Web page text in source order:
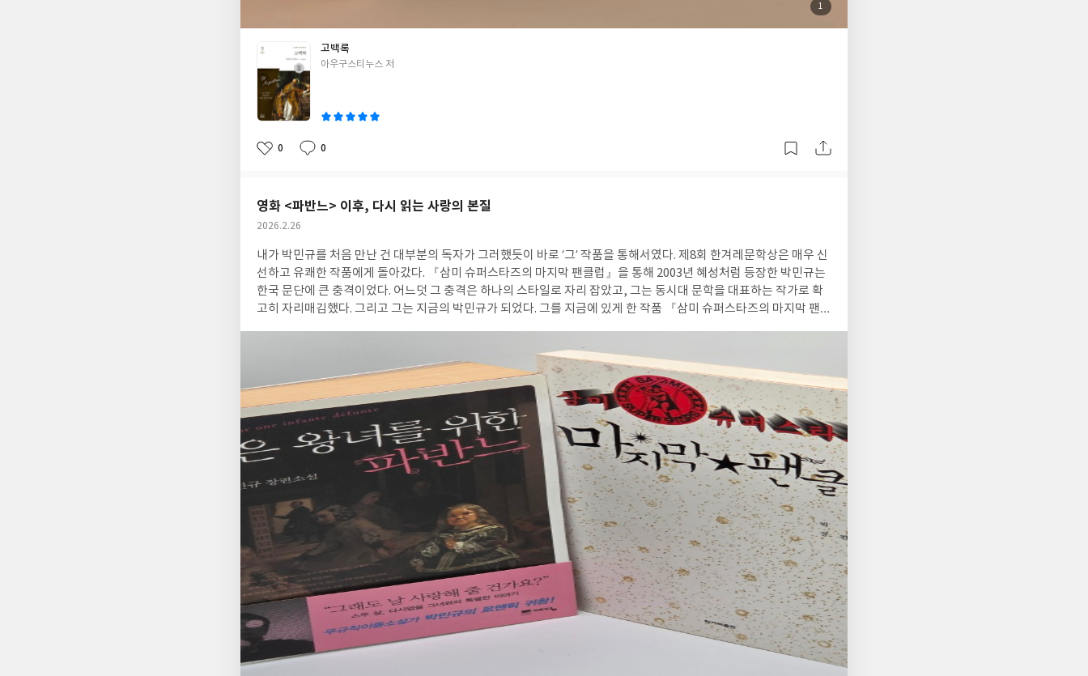
순히 인간을 도와주는 존재가 아니다. 하나님은 존재의 근원이시며 역사의 절대 주권자이며 모든 것을 자신의 영광을
위해 섭리하는 분이다. 아우구스티누스의 인생은 이 교리를 설명하는 교과서다. 어머니의 눈물 어린 기도, 철학적 방
황, 학문적 갈망, 밀라노에서의 회심—그 모든 사건은 우연이 아니다. 그것은 하나님이 한 신학자를 빚어 가신 과정이
다. 인간의 눈에는 실패처럼 보이던 사건들이 하나님 손에서는 신학자를 만드는 재료가 된다. 이것이 섭리다. 이것이
주권이다. 이것이 하나님의 영광이다. 책의 후반부에 등장하는 《창세기》 강해는 이 작품의 정점이다. 많은 독자들이
이 부분에서 당황한다. 갑자기 분위기가 바뀌기 때문이다. 그러나 사실 이 부분이야말로 아우구스티누스 사상의 핵심
이다. 그는 창조 이야기를 단순한 성경 해설로 다루지 않는다. 그는 거기서 시간, 기억, 존재, 창조의 신비를 묻는다. 하
신의 지극히 거룩하고 지혜로운 경륜에 따라 이루어졌다. 시간성의 거부, 즉 영원(永遠, Eternity)의 관점에서 하나
신학자들까지도 그의 사상에서 결정적인 영향을 받았다. 특히 칼빈의 『기독교강요』를 읽어 보면 아우구스티누스가
얼마나 자주 호출되는지 금세 알 수 있다. 인간의 전적 타락, 하나님의 절대 주권, 삼위일체, 은혜에 의한 구원이라는
자들은 자신들의 교리가 새로운 것이 아니라 아우구스티누스가 이미 분명히 가르쳤던 복음의 회복이라고 확신했다.
이 점에서 아우구스티누스는 단순한 교부가 아니다. 그는 서방 교회의 신학적 지형을 결정적으로 형성한 인물이며, 이
후 수 세기 동안 이어질 개혁주의 신학의 중요한 뿌리가 되었다. 흥미롭게도 아우구스티누스는 당대 교부들과 달리 헬
라어를 거의 알지 못했다. 동방 교부들이 헬라어 문화 속에서 신학을 전개했던 것과 달리 그는 철저히 라틴 세계의 사
람이었다. 그는 헬라어 공부를 몹시 싫어했다고 스스로 고백하기까지 한다. 그럼에도 그는 교회사에서 가장 위대한 신
학자 가운데 한 사람이 되었다. 그 이유는 다른 곳에 있었다. 그는 어린 시절부터 혹독한 라틴 고전 교육을 받았다. 학교
에서 그는 문장을 암송하며 수사학을 연마했다. 특히 키케로와 같은 고전 작가들의 문장을 달달 외우며 언어 감각을 단
련했다. 그 혹독한 교육은 훗날 놀라운 열매를 맺는다. 아우구스티누스는 교회사에서 가장 아름다운 문장을 쓰는 신학
자가 되었다. 그의 문장은 논리적이면서도 음악적이다. 철학적이면서도 기도문처럼 울린다. 신학이 이렇게까지 아름
다운 문장으로 표현될 수 있다는 사실을 보여주는 대표적 작품이 바로 『고백록』이다. 서평을 정리하자. 앞서 언급한
대로 아우구스티누스의 『고백록』은 한 사람의 자전적 고백이 아니다. 젊은 시절 방탕하게 살았던 한 인간이 훗날 교
회사 최고의 신학자가 된다. 겉으로 보면 극적인 인생 역전처럼 보인다. 그러나 이 책을 끝까지 읽고 나면 독자는 점차
깨닫게 된다. 아우구스티누스의 삶에는 우연이 거의 보이지 않는다는 사실을. 어린 시절의 사소한 사건들, 학문을 향
한 갈망, 끝없이 이어진 방황, 어머니의 눈물 어린 기도, 그리고 마침내 찾아온 회심의 순간까지—그의 생애 곳곳에는
보이지 않는 손길이 조용히 개입해 있다. 한 인간이 길을 잃을 때마다 하나님은 그 길을 완전히 끊어버리지 않으시고,
때로는 멀리 돌아가게 하시면서도 결국 자신에게로 이끌어 가신다. 그렇게 그의 인생의 구석구석을 인도하시고 붙드
시며 마침내 한 신학자를 빚어 가신다. 그러므로 이 책의 중심에는 아우구스티누스가 서 있지 않다. 그의 삶을 끝까지
붙드신 하나님이 서 계신다. 설명은 하나뿐이다. 하나님의 은혜다. 그리고 이 책의 모든 문장은, 그 은혜를 향해 조용히
그러나 뜨겁게 타오르고 있다. http://blog.naver.com/gilsamo/
첨
부
사
1
고백록
글
아우구스티누스 저
좋
0
댓
0
작
영화 <파반느> 이후, 다시 읽는 사랑의 본질
작
일
2026.2.26
내가 박민규를 처음 만난 건 대부분의 독자가 그러했듯이 바로 ‘그’ 작품을 통해서였다. 제8회 한겨레문학상은 매우 신
선하고 유쾌한 작품에게 돌아갔다. 『삼미 슈퍼스타즈의 마지막 팬클럽』을 통해 2003년 혜성처럼 등장한 박민규는
한국 문단에 큰 충격이었다. 어느덧 그 충격은 하나의 스타일로 자리 잡았고, 그는 동시대 문학을 대표하는 작가로 확
고히 자리매김했다. 그리고 그는 지금의 박민규가 되었다. 그를 지금에 있게 한 작품 『삼미 슈퍼스타즈의 마지막 팬클
가볍지만은 않은 박민규식의 이단아적인 텍스트는 그에게 ‘무규칙 이종 소설가’라는 별칭을 안겼다. 한때 김애란과 더
불어 ‘한국 문단의 미래’로 거론되던 그는 이제 그 수식어를 넘어 하나의 확고한 이름이 되었다. 그리고 그가 발표했던
이 특별한 로맨스가 바로 『죽은 왕녀를 위한 파반느』다. 최근 OTT 영화 <파반느>의 공개로 『죽은 왕녀를 위한 파
반느』가 다시 주목받고 있다. 나는 아직 영화를 직접 보지는 못했지만 영상화 자체만으로도 이 작품이 다시 현재로 호
출되고 있다는 사실은 분명해 보인다. 한 시대의 문제작으로 읽히던 소설이 새로운 매체를 통해 재해석되고, 또 다른
세대의 관객에게 전달된다는 것은 그 자체로 의미 있는 일이다. 특히 외모와 이미지의 가치가 더욱 노골적으로 소비되
는 오늘의 환경 속에서, 이 작품이 던지는 질문은 오히려 당시보다 더 현재적일지도 모른다. 영화는 영화대로의 해석
이 있겠지만 원작 소설이 품고 있는 내면의 밀도와 독백의 사유는 여전히 활자 속에서 더욱 선명하게 살아 있다. 이 소
설은 위대한 사랑의 이야기다. 하지만 사랑 그 자체만을 조명하지는 않는다. 작가는 1980년대 이후 자본주의가 양산한
부조리적 산물을 소설 소재의 전면에 내세운다. 여성 권력의 핵심으로 작동하는 ‘외모’라는 테마를 통해 위대한 사랑의
가치를 이끌어낸다. 외형이 실존의 가치를 결정하는 풍토에 대한 비판은 소설이 발표되었던 당시보다도 지금 더 현실
적으로 다가온다. 또한 소설 속 화자의 독백은 기존 박민규 문체의 특징이었던 유쾌함과는 다소 거리를 둔다. 술술 잘
읽히지만 이야기 전반에 걸쳐 흐르는 무게감 있는 독백 서술은 독자의 몰입도를 더욱 깊이 있게 이끈다. 작가는 20대
성장소설의 형식으로 못생긴 여자를 사랑했던 평범한 한 남자의 이야기를 그렸다. 각기 다른 상처를 갖고 있는 세 인물
이 이야기 전개의 핵심이다. 소설의 배경이 되는 1980년대 중반의 서울, 아버지로부터의 트라우마를 지닌 소설 속 화
자 ‘나’와 백화점 아르바이트를 하면서 알게 된 못생긴 ‘그녀’, 그리고 ‘나’의 정신적 멘토 요한, 세 인물이 만들어가는 이
야기다. ‘그녀’에 대한 ‘나’의 변함없는 사랑과 철학 강의하듯 ‘나’에게 자신의 사유들을 풀어놓는 요한의 멘토링이 화자
‘나’의 독백적 서술을 통해 독자에게 전달된다. 소설의 전체적인 구성이 특이하다. 과거와 현재를 오가는 서사 구도와
멀티 엔딩을 통한 반전 효과는 인상적이다. 독자의 주관으로 어떻게 읽느냐에 따라 두 가지 이상의 해석이 가능하다.